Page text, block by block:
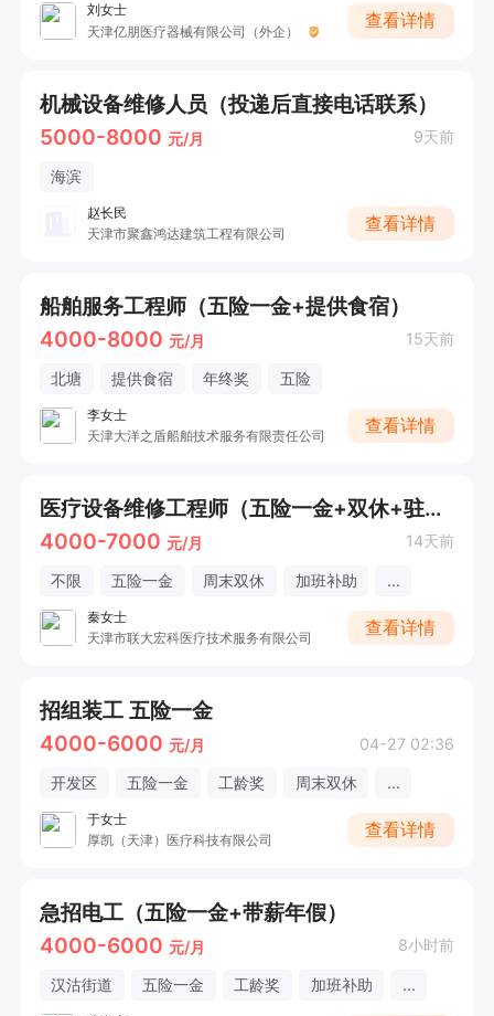
刘女士
天津亿朋医疗器械有限公司（外企）
查看详情
机械设备维修人员（投递后直接电话联系）
5000-8000 元/月 9天前
海滨
赵长民
天津市聚鑫鸿达建筑工程有限公司
查看详情
船舶服务工程师（五险一金+提供食宿）
4000-8000 元/月 15天前
北塘 提供食宿 年终奖 五险
李女士
天津大洋之盾船舶技术服务有限责任公司
查看详情
医疗设备维修工程师（五险一金+双休+驻医院办公）
4000-7000 元/月 14天前
不限 五险一金 周末双休 加班补助 ...
秦女士
天津市联大宏科医疗技术服务有限公司
查看详情
招组装工 五险一金
4000-6000 元/月 04-27 02:36
开发区 五险一金 工龄奖 周末双休 ...
于女士
厚凯（天津）医疗科技有限公司
查看详情
急招电工（五险一金+带薪年假）
4000-6000 元/月 8小时前
汉沽街道 五险一金 工龄奖 加班补助 ...